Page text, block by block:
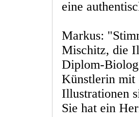
eine
Markus:
Mischitz, die
Diplom-
Künstlerin mit
Illustrationen
Sie hat ein